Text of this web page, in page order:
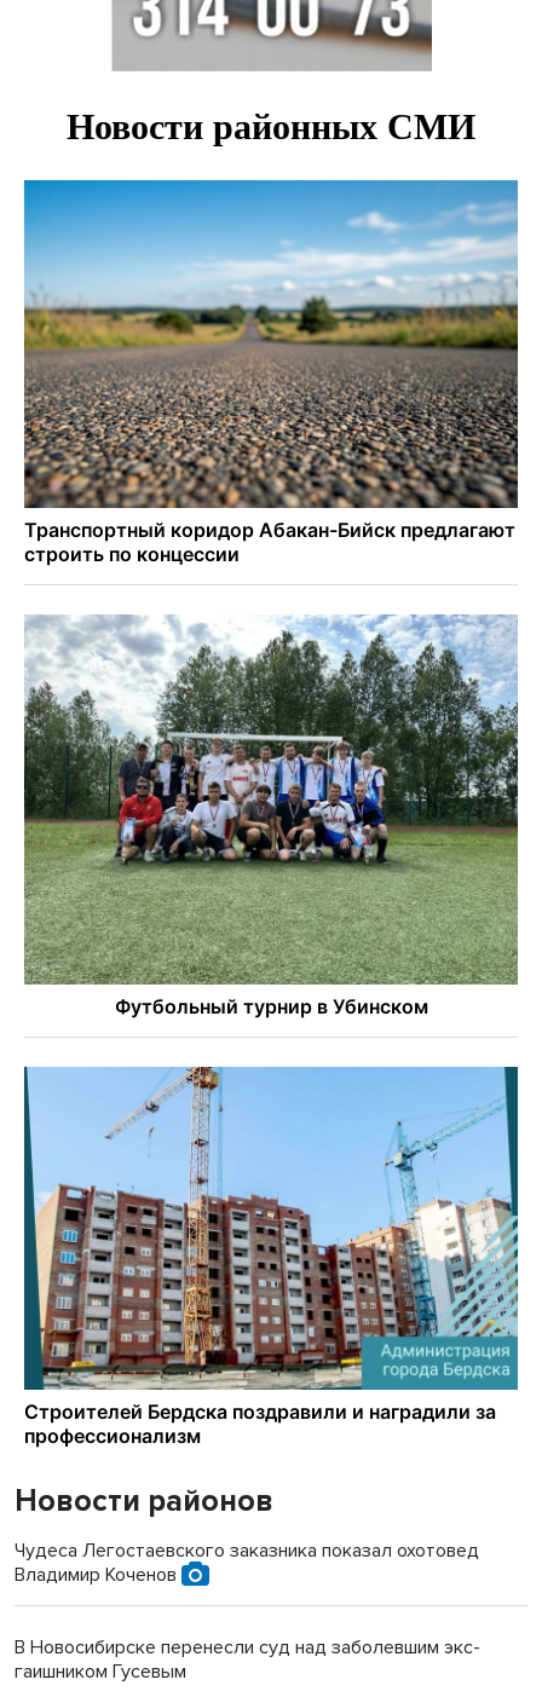
Новости районов
Чудеса Легостаевского заказника показал охотовед
Владимир Коченов
В Новосибирске перенесли суд над заболевшим экс-
гаишником Гусевым